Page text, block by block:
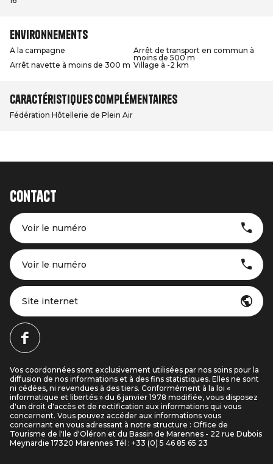
Environnements
A la campagne
Arrêt de transport en commun à
moins de 500 m
Arrêt navette à moins de 300 m Village à -2 km
Caractéristiques complémentaires
Fédération Hôtellerie de Plein Air
Contact
Voir le numéro
Voir le numéro
Site internet
Vos coordonnées sont exclusivement utilisées par nos soins pour la
diffusion de nos informations et à des fins statistiques. Elles ne sont
ni cédées, ni revendues à des tiers. Conformément à la loi «
informatique et libertés » du 6 janvier 1978 modifiée, vous disposez
d'un droit d'accès et de rectification aux informations qui vous
concernent. Vous pouvez accéder aux informations vous
concernant en vous adressant à notre structure : Office de
Tourisme de l'Ile d'Oléron et du Bassin de Marennes - 22 rue Dubois
Meynardie 17320 Marennes Tél : +33 (0) 5 46 85 65 23